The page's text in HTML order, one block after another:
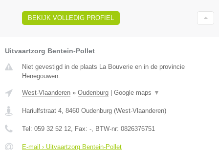
BEKIJK VOLLEDIG PROFIEL
Uitvaartzorg Bentein-Pollet
Niet gevestigd in de plaats La Bouverie en in de provincie
Henegouwen.
West-Vlaanderen » Oudenburg | Google maps ▼
Hariulfstraat 4 8460 Oudenburg (West-Vlaanderen)
Tel: 059 32 52 12 , Fax: - , BTW-nr: 0826376751
E-mail › Uitvaartzorg Bentein-Pollet